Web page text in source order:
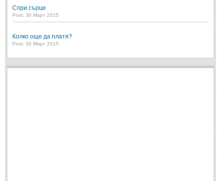
Спри сърце
Post: 30 Март 2015
Колко още да платя?
Post: 30 Март 2015